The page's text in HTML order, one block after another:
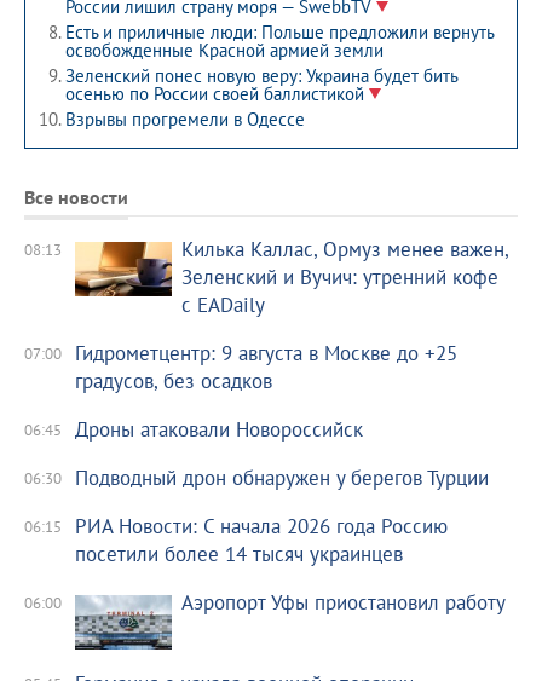
России лишил страну моря — SwebbTV
Есть и приличные люди: Польше предложили вернуть
освобожденные Красной армией земли
Зеленский понес новую веру: Украина будет бить
осенью по России своей баллистикой
Взрывы прогремели в Одессе
Все новости
08:13
Килька Каллас, Ормуз менее важен,
Зеленский и Вучич: утренний кофе
с EADaily
07:00
Гидрометцентр: 9 августа в Москве до +25
градусов, без осадков
06:45 Дроны атаковали Новороссийск
06:30 Подводный дрон обнаружен у берегов Турции
06:15
РИА Новости: С начала 2026 года Россию
посетили более 14 тысяч украинцев
06:00 Аэропорт Уфы приостановил работу